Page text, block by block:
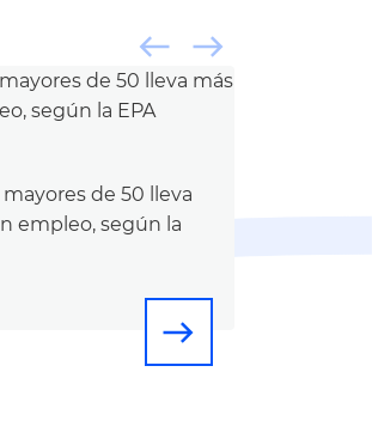
de 50 lleva
empleo, según la
east
east
west